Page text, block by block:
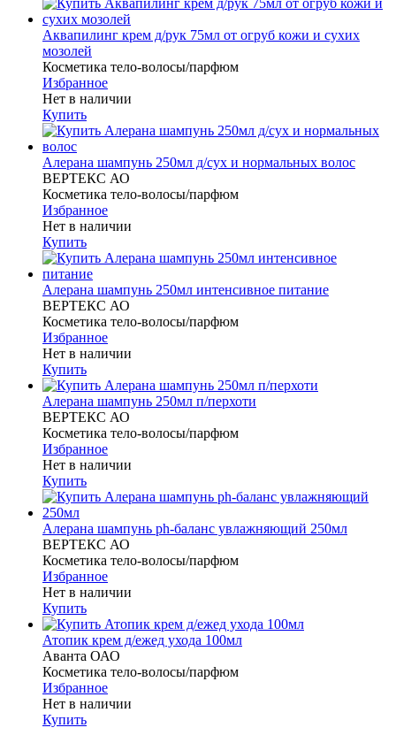
Аквапилинг крем д/рук 75мл от огруб кожи и сухих
мозолей
Косметика тело-волосы/парфюм
Избранное
Нет в наличии
Купить
Алерана шампунь 250мл д/сух и нормальных волос
ВЕРТЕКС АО
Косметика тело-волосы/парфюм
Избранное
Нет в наличии
Купить
Алерана шампунь 250мл интенсивное питание
ВЕРТЕКС АО
Косметика тело-волосы/парфюм
Избранное
Нет в наличии
Купить
Алерана шампунь 250мл п/перхоти
ВЕРТЕКС АО
Косметика тело-волосы/парфюм
Избранное
Нет в наличии
Купить
Алерана шампунь ph-баланс увлажняющий 250мл
ВЕРТЕКС АО
Косметика тело-волосы/парфюм
Избранное
Нет в наличии
Купить
Атопик крем д/ежед ухода 100мл
Аванта ОАО
Косметика тело-волосы/парфюм
Избранное
Нет в наличии
Купить